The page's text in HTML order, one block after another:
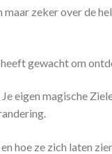
zeker over de
gewacht om
eigen magische
hoe ze zich laten